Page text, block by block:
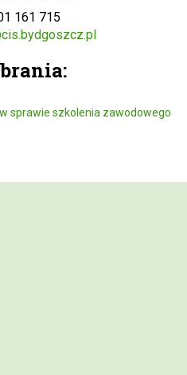
161 715
sprawie szkolenia zawodowego